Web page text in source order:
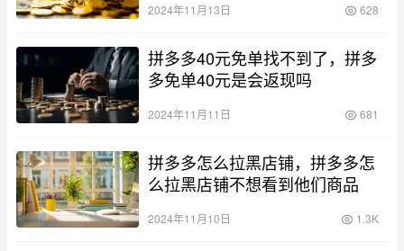
2024年11月13日 628
拼多多40元免单找不到了，拼多
多免单40元是会返现吗
2024年11月11日 681
拼多多怎么拉黑店铺，拼多多怎
么拉黑店铺不想看到他们商品
2024年11月10日 1.3K